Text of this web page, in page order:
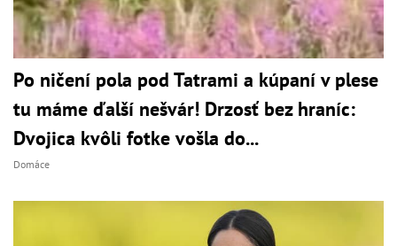
Po ničení pola pod Tatrami a kúpaní v plese
tu máme ďalší nešvár! Drzosť bez hraníc:
Dvojica kvôli fotke vošla do...
Domáce